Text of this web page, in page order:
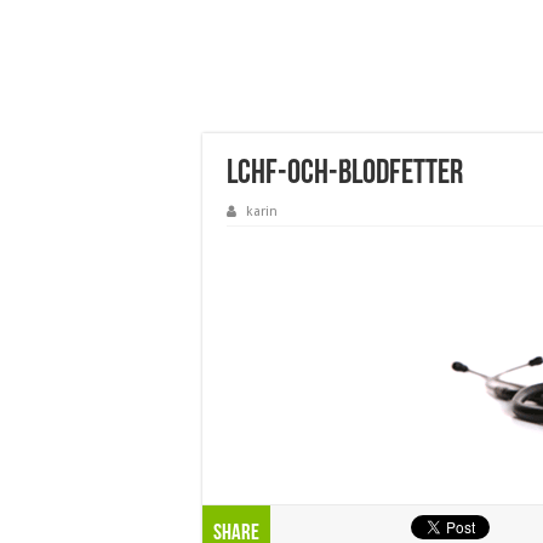
lchf-och-blodfetter
karin
Share